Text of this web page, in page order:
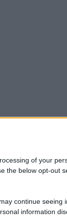
of your
the below opt-out
continue seeing
information
TU!